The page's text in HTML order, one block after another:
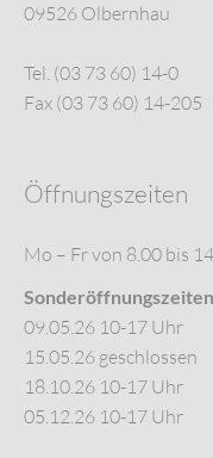
09526 Olbernhau
Tel. (03 73 60) 14-0
Fax (03 73 60) 14-205
Öffnungszeiten
Mo – Fr von 8.00 bis
09.05.26 10-17 Uhr
15.05.26 geschlossen
18.10.26 10-17 Uhr
05.12.26 10-17 Uhr